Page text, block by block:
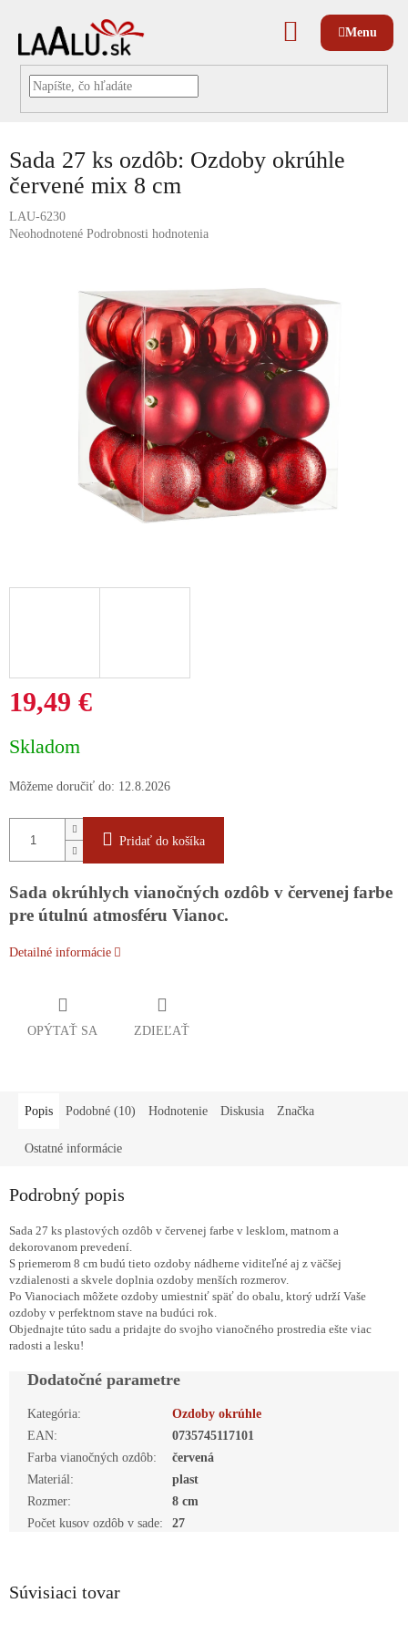
NÁKUPNÝ
KOŠÍK
Sada 27 ks ozdôb: Ozdoby okrúhle
červené mix 8 cm
LAU-6230
Priemerné
Neohodnotené Podrobnosti hodnotenia
19,49 €
cena:
Skladom
Môžeme doručiť do: 12.8.2026
Pridať do košíka
Sada okrúhlych vianočných ozdôb v červenej farbe
pre útulnú atmosféru Vianoc.
Detailné informácie
OPÝTAŤ SA ZDIEĽAŤ
Súvisiaci tovar
Popis Podobné (10) Hodnotenie Diskusia Značka
Ostatné informácie
Podrobný popis
Sada 27 ks plastových ozdôb v červenej farbe v lesklom, matnom a
dekorovanom prevedení.
S priemerom 8 cm budú tieto ozdoby nádherne viditeľné aj z väčšej
vzdialenosti a skvele doplnia ozdoby menších rozmerov.
Po Vianociach môžete ozdoby umiestniť späť do obalu, ktorý udrží Vaše
ozdoby v perfektnom stave na budúci rok.
Objednajte túto sadu a pridajte do svojho vianočného prostredia ešte viac
radosti a lesku!
Dodatočné parametre
Kategória:
Ozdoby okrúhle
EAN:
0735745117101
Farba vianočných ozdôb:
červená
Materiál :
plast
Rozmer:
8 cm
Počet kusov ozdôb v sade: 27